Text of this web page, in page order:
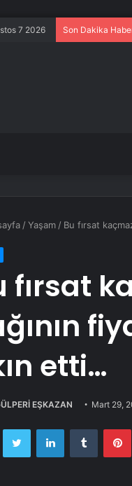
7 2026 Son Dakika
/Yaşam / Bu fırsat
fırsat
etti…
EŞKAZAN Mart 29,
Twitter LinkedInTumblr